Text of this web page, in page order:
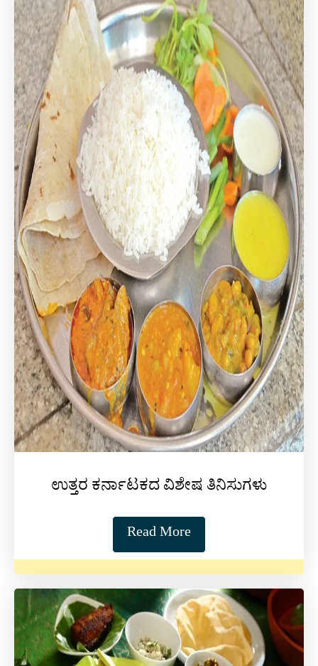
ಉತ್ತರ ಕರ್ನಾಟಕದ ವಿಶೇಷ ತಿನಿಸುಗಳು
Read More